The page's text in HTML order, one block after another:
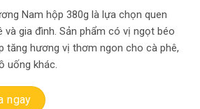
Nam hộp 380g là lựa chọn quen
gia đình. Sản phẩm có vị ngọt béo
tăng hương vị thơm ngon cho cà phê,
uống khác.
ngôi sao phương nam số lượng
ngay